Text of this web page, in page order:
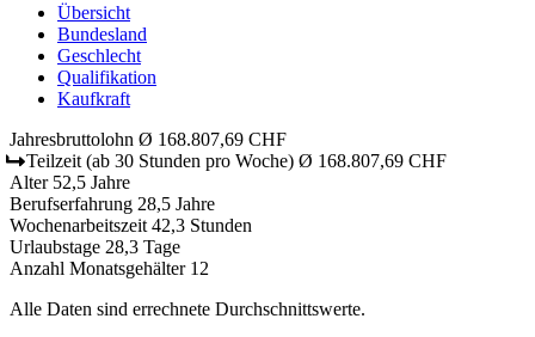
Übersicht
Bundesland
Geschlecht
Qualifikation
Kaufkraft
Jahresbruttolohn Ø 168.807,69 CHF
Teilzeit (ab 30 Stunden pro Woche) Ø 168.807,69 CHF
Alter 52,5 Jahre
Berufserfahrung 28,5 Jahre
Wochenarbeitszeit 42,3 Stunden
Urlaubstage 28,3 Tage
Anzahl Monatsgehälter 12
Alle Daten sind errechnete Durchschnittswerte.